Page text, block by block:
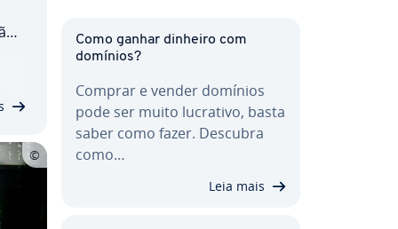
Como ganhar dinheiro com
domínios?
Comprar e vender domínios
pode ser muito lucrativo, basta
saber como fazer. Descubra
como…
Leia mais